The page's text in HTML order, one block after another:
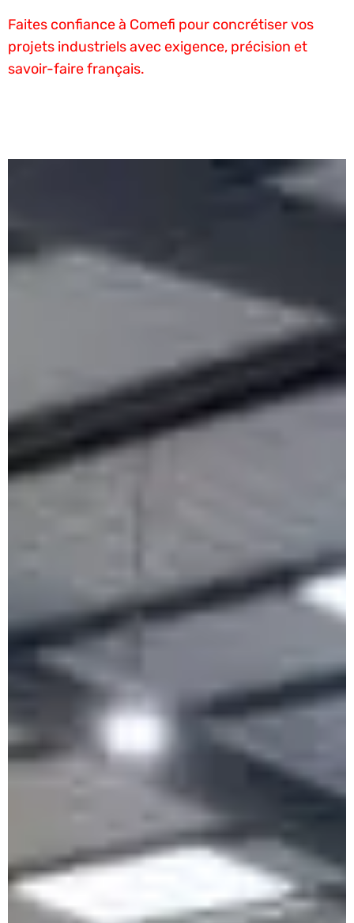
Faites confiance à Comefi pour concrétiser vos
projets industriels avec exigence, précision et
savoir-faire français.